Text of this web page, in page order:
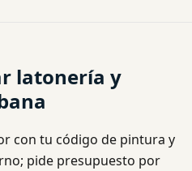
latonería y
con tu código de pintura y
pide presupuesto por